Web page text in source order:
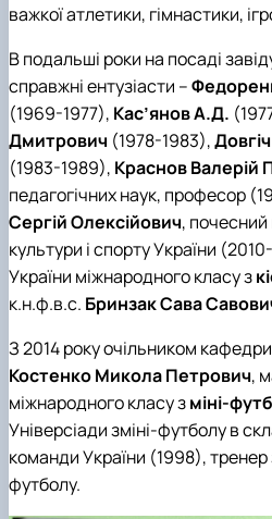
важкої атлетики, гімнастики,
В подальші роки на посаді
справжні ентузіасти –
(1969-1977), Кас’янов А.Д.
Дмитрович (1978-1983),
(1983-1989), Краснов Валерій
педагогічних наук, професор
Сергій Олексійович, почесний
культури і спорту України
України міжнародного класу з
к.н.ф.в.с. Бринзак Сава
З 2014 року очільником
Костенко Микола Петрович,
міжнародного класу зміні-
Універсіади зміні-футболу в
команди України (1998), тренер
футболу.